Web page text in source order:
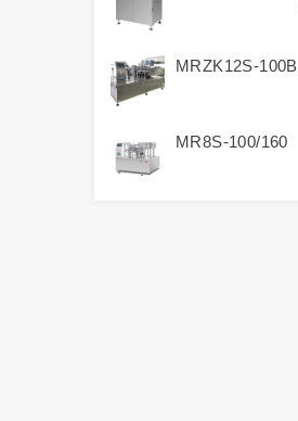
MRZK12S-100B
MR8S-100/160